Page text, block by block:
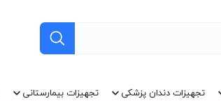
تجهیزات دندان پزشکی تجهیزات بیمارستانی